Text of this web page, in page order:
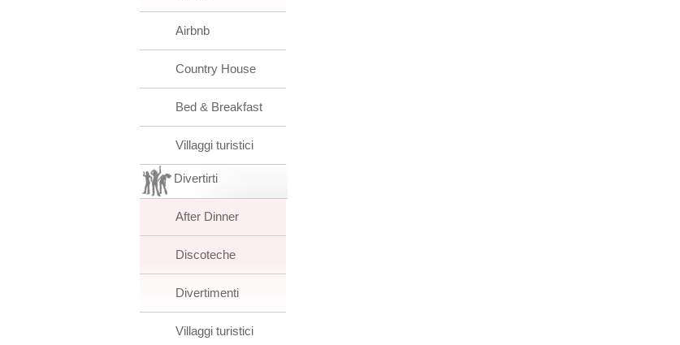
Airbnb
Country House
Bed & Breakfast
Villaggi turistici
Divertirti
After Dinner
Discoteche
Divertimenti
Villaggi turistici